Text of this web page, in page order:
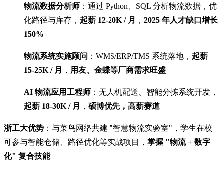
物流数据分析师 ：通过 Python、SQL 分析物流数据，优
化路径与库存， 起薪 12-20K / 月 ， 2025 年人才缺口增长
150%
物流系统实施顾问 ：WMS/ERP/TMS 系统落地， 起薪
15-25K / 月
， 用友、金蝶等厂商需求旺盛
AI 物流应用工程师 ：无人机配送、智能分拣系统开发，
起薪 18-30K / 月
， 硕博优先，高薪赛道
浙工大优势 ：与菜鸟网络共建 "智慧物流实验室"，学生在校
可参与智能仓储、路径优化等实战项目， 掌握 "物流 + 数字
化" 复合技能